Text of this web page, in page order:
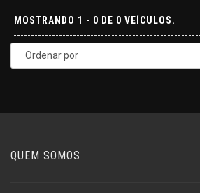
MOSTRANDO 1 - 0 DE 0 VEÍCULOS.
Ordenar por
QUEM SOMOS